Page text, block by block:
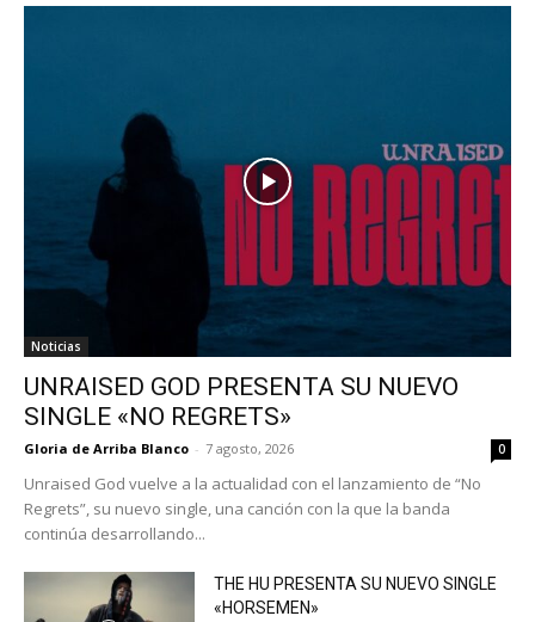
Noticias
UNRAISED GOD PRESENTA SU NUEVO
SINGLE «NO REGRETS»
Gloria de Arriba Blanco - 7 agosto, 2026 0
Unraised God vuelve a la actualidad con el lanzamiento de “No
Regrets”, su nuevo single, una canción con la que la banda
continúa desarrollando...
THE HU PRESENTA SU NUEVO SINGLE
«HORSEMEN»